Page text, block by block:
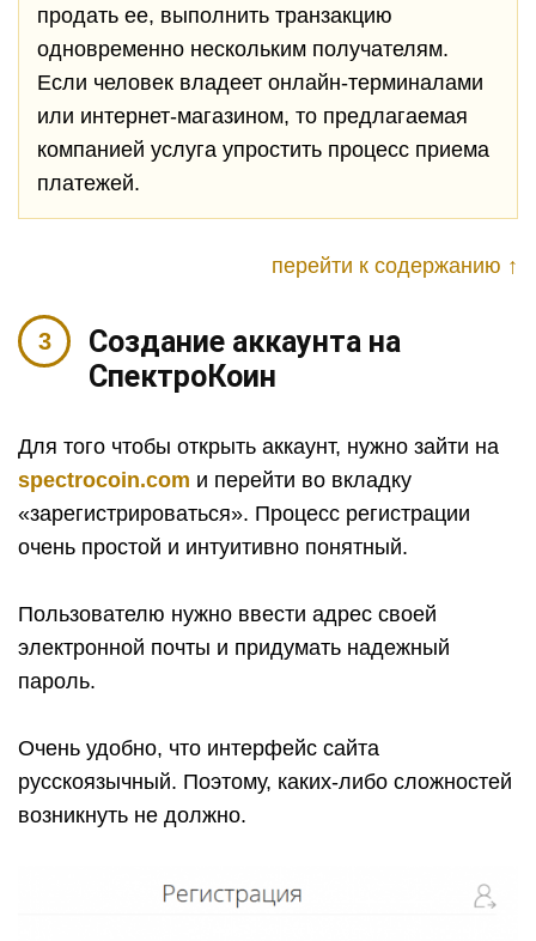
продать ее, выполнить транзакцию
одновременно нескольким получателям.
Если человек владеет онлайн-терминалами
или интернет-магазином, то предлагаемая
компанией услуга упростить процесс приема
платежей.
перейти к содержанию ↑
Создание аккаунта на
СпектроКоин
Для того чтобы открыть аккаунт, нужно зайти на
spectrocoin.com и перейти во вкладку
«зарегистрироваться». Процесс регистрации
очень простой и интуитивно понятный.
Пользователю нужно ввести адрес своей
электронной почты и придумать надежный
пароль.
Очень удобно, что интерфейс сайта
русскоязычный. Поэтому, каких-либо сложностей
возникнуть не должно.